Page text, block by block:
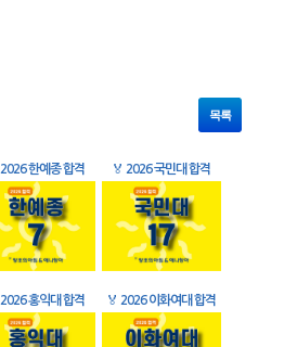
목록
2026 한예종 합격 🏅 2026 국민대 합격
2026 홍익대 합격 🏅 2026 이화여대 합격